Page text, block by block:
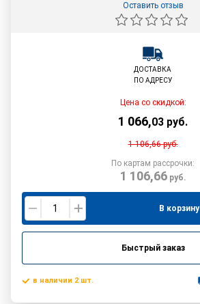
Оставить отзыв
ДОСТАВКА
ПО АДРЕСУ
Цена со скидкой:
1 066,03 руб.
1 106,66руб.
По картам рассрочки:
1 106,66руб.
В корзину
Быстрый заказ
в наличии 2 шт.